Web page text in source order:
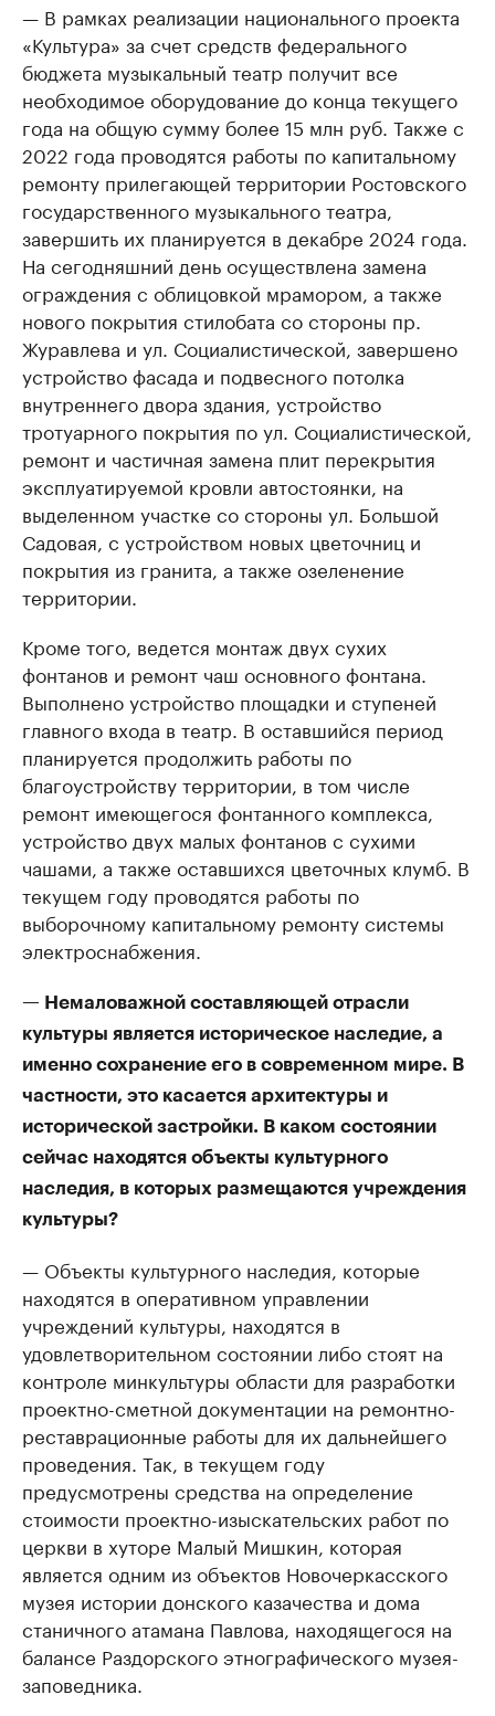
— В рамках реализации национального проекта
«Культура» за счет средств федерального
бюджета музыкальный театр получит все
необходимое оборудование до конца текущего
года на общую сумму более 15 млн руб. Также с
2022 года проводятся работы по капитальному
ремонту прилегающей территории Ростовского
государственного музыкального театра,
завершить их планируется в декабре 2024 года.
На сегодняшний день осуществлена замена
ограждения с облицовкой мрамором, а также
нового покрытия стилобата со стороны пр.
Журавлева и ул. Социалистической, завершено
устройство фасада и подвесного потолка
внутреннего двора здания, устройство
тротуарного покрытия по ул. Социалистической,
ремонт и частичная замена плит перекрытия
эксплуатируемой кровли автостоянки, на
выделенном участке со стороны ул. Большой
Садовая, с устройством новых цветочниц и
покрытия из гранита, а также озеленение
территории.
Кроме того, ведется монтаж двух сухих
фонтанов и ремонт чаш основного фонтана.
Выполнено устройство площадки и ступеней
главного входа в театр. В оставшийся период
планируется продолжить работы по
благоустройству территории, в том числе
ремонт имеющегося фонтанного комплекса,
устройство двух малых фонтанов с сухими
чашами, а также оставшихся цветочных клумб. В
текущем году проводятся работы по
выборочному капитальному ремонту системы
электроснабжения.
— Немаловажной составляющей отрасли
культуры является историческое наследие, а
именно сохранение его в современном мире. В
частности, это касается архитектуры и
исторической застройки. В каком состоянии
сейчас находятся объекты культурного
наследия, в которых размещаются учреждения
культуры?
— Объекты культурного наследия, которые
находятся в оперативном управлении
учреждений культуры, находятся в
удовлетворительном состоянии либо стоят на
контроле минкультуры области для разработки
проектно-сметной документации на ремонтно-
реставрационные работы для их дальнейшего
проведения. Так, в текущем году
предусмотрены средства на определение
стоимости проектно-изыскательских работ по
церкви в хуторе Малый Мишкин, которая
является одним из объектов Новочеркасского
музея истории донского казачества и дома
станичного атамана Павлова, находящегося на
балансе Раздорского этнографического музея-
заповедника.